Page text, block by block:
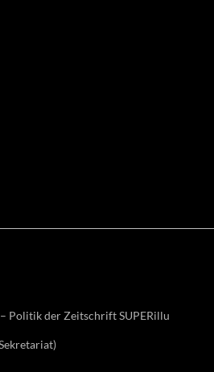
Politik der Zeitschrift SUPERillu